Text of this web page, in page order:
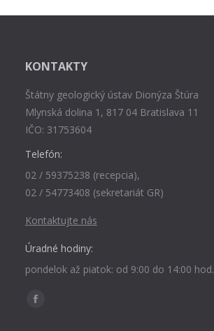
KONTAKTY
Štátny geologický ústav Dionýza Štúra
Mlynská dolina 1, 817 04 Bratislava 11
IČO: 31753604
Telefón:
02 / 59375238 (recepcia),
02 / 54773408 (sekretariát GR)
Kontaktujte nás
Úradné hodiny:
pondelok až piatok: od 9:00 do 14:00 hod.
Find us on:
Facebook